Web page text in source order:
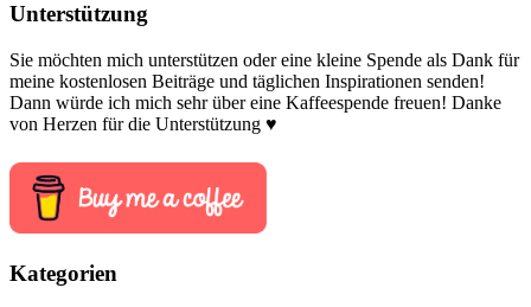
Unterstützung
Sie möchten mich unterstützen oder eine kleine Spende als Dank für
meine kostenlosen Beiträge und täglichen Inspirationen senden!
Dann würde ich mich sehr über eine Kaffeespende freuen! Danke
von Herzen für die Unterstützung ♥
Kategorien